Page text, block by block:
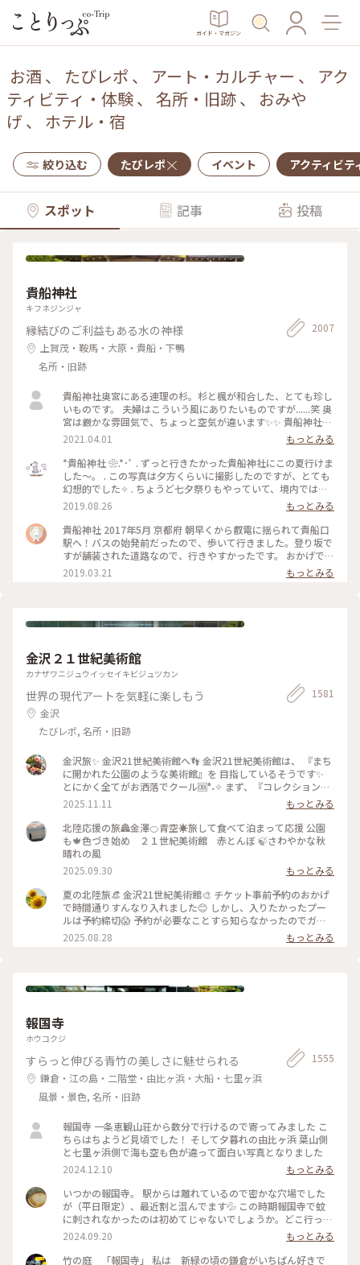
ガイド・マガジン
お酒 、 たびレポ 、 アート・カルチャー 、 アク
ティビティ・体験、 名所・旧跡、 おみや
げ 、 ホテル・宿
絞り込む たびレポ イベント アクティビテ
スポット 記事 投稿
貴船神社
キフネジンジャ
縁結びのご利益もある水の神様
上賀茂・鞍馬・大原・貴船・下鴨
名所・旧跡
2007
貴船神社奥宮にある連理の杉。杉と楓が和合した、とても珍し
いものです。 夫婦はこういう風にありたいものですが......笑 奥
宮は厳かな雰囲気で、ちょっと空気が違います✨✨ 貴船神社ま
で行かれたら、是非行ってみてほしいです。
2021.04.01
もっとみる
*貴船神社 ❀.*･ﾟ . ずっと行きたかった貴船神社にこの夏行けま
した～。 . この写真は夕方くらいに撮影したのですが、とても
幻想的でした✧︎ . ちょうど七夕祭りもやっていて、境内では七
夕がたくさんありました🎋✧̣̥̇ . #貴船神社 #神社巡り #旅のひと
とき #夏旅2019
2019.08.26
もっとみる
貴船神社 2017年5月 京都府 朝早くから叡電に揺られて貴船口
駅へ！バスの始発前だったので、歩いて行きました。登り坂で
すが舗装された道路なので、行きやすかったです。 おかげで人
の少ないシーンとした空気を味わえたので良かったです。 御朱
印ももらえて大満足でした☺️ 京都旅行は早寝早起きになりま
2019.03.21 もっとみる
金沢２１世紀美術館
カナザワニジュウイッセイキビジュツカン
世界の現代アートを気軽に楽しもう
金沢
たびレポ, 名所・旧跡
1581
金沢旅✨ 金沢21世紀美術館へ👣 金沢21世紀美術館は、 『まち
に開かれた公園のような美術館』を 目指しているそうです✨
とにかく全てがお洒落でクール🆒°˖✧ まず、『コレクション展
2 文字の可能性』を鑑賞。 現代アート作品における「文字」
の表現に 焦点を当てて、文字が持つ可能性を 絵画、版画、
書、陶芸、映像など 様々な形式の作品を通して探求していま
す。 文字に関して多角的な視点から見た作品の数々、 こうい
う見方もあるんだ！と とても興味深かったです✨ また、
『SIDE CORE Living road, Living space / 生きている道、生き
るための場所』も鑑賞。 これは、アートチームSIDE COREの
展覧会で、 「道」や「移動」をテーマに、 ストリートカルチ
ャーの視点から 「異なる場所をつなぐ表現」、 「生きるため
の場所」を 美術館の中に創出することを目指しているそう✨
様々な角度から道や移動を見ている作品、 一体感もあってと
っても面白かったです！ 一日中いても楽しめる とっても素敵
所』 2025年10月18日(土) - 2026年3月15日(日) #金沢21世紀
#SIDECORELivingroadLivingspace/生きている道生きるため
2025.11.11
もっとみる
北陸応援の旅🏯金澤🍊青空☀️旅して食べて泊まって応援 公園
も🍁色づき始め ２１世紀美術館 赤とんぼ 🍃さわやかな秋
晴れの風
2025.09.30
もっとみる
夏の北陸旅👒 金沢21世紀美術館🎨‎ チケット事前予約のおかげ
で時間通りすんなり入れました😊 しかし、入りたかったプー
ルは予約締切😱 予約が必要なことすら知らなかったのでガッ
カリ💧 そうですよね、人気の美術館ですものね… そして雨の
ため、屋外でプールを上から覗くのも中止になっていました💧
み、上から覗くプールが見られるようになり急いで見学！ も
わいいラビットチェアや、憧れのアルネ・ヤコブセンデザイン
のアントチェアやスワンチェアに座れたのも満足✨ 女子トイレ
世紀美術館 #美術館 #金沢 #石川 #アートな景色
2025.08.28 もっとみる
報国寺
ホウコクジ
すらっと伸びる青竹の美しさに魅せられる
鎌倉・江の島・二階堂・由比ヶ浜・大船・七里ヶ浜
風景・景色, 名所・旧跡
1555
報国寺 一条恵観山荘から数分で行けるので寄ってみました こ
ちらはちようど見頃でした！ そして夕暮れの由比ヶ浜 葉山側
と七里ヶ浜側で海も空も色が違って面白い写真となりました
2024.12.10
もっとみる
いつかの報国寺。 駅からは離れているので密かな穴場でした
が（平日限定）、最近割と混んでます💦 この時期報国寺で蚊
に刺されなかったのは初めてじゃないでしょうか。どこ行っ
た〜🦟 #ことりっぷ旅2024 #鎌倉
2024.09.20
もっとみる
竹の庭 「報国寺」 私は 新緑の頃の鎌倉がいちばん好きで